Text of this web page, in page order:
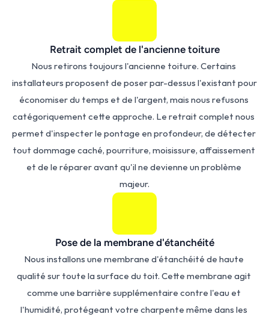
Retrait complet de l'ancienne toiture
Nous retirons toujours l'ancienne toiture. Certains
installateurs proposent de poser par-dessus l'existant pour
économiser du temps et de l'argent, mais nous refusons
catégoriquement cette approche. Le retrait complet nous
permet d'inspecter le pontage en profondeur, de détecter
tout dommage caché, pourriture, moisissure, affaissement
et de le réparer avant qu'il ne devienne un problème
majeur.
Pose de la membrane d'étanchéité
Nous installons une membrane d'étanchéité de haute
qualité sur toute la surface du toit. Cette membrane agit
comme une barrière supplémentaire contre l'eau et
l'humidité, protégeant votre charpente même dans les